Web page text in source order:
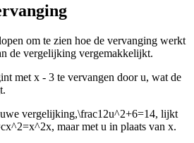
om te zien hoe de vervanging werkt
de vergelijking vergemakkelijkt.
met x - 3 te vervangen door u, wat de
vergelijking,\frac12u^2+6=14, lijkt
, maar met u in plaats van x.